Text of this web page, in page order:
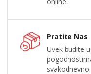
Pratite Nas
Uvek budite
svakodnevno.